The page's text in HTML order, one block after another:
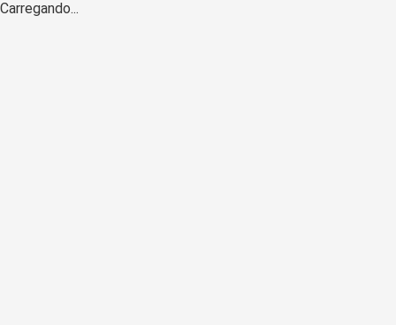
Carregando...